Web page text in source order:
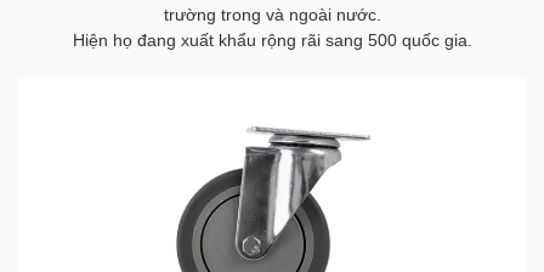
trường trong và ngoài nước.
Hiện họ đang xuất khẩu rộng rãi sang 500 quốc gia.